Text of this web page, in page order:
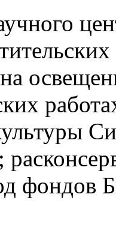
фондов